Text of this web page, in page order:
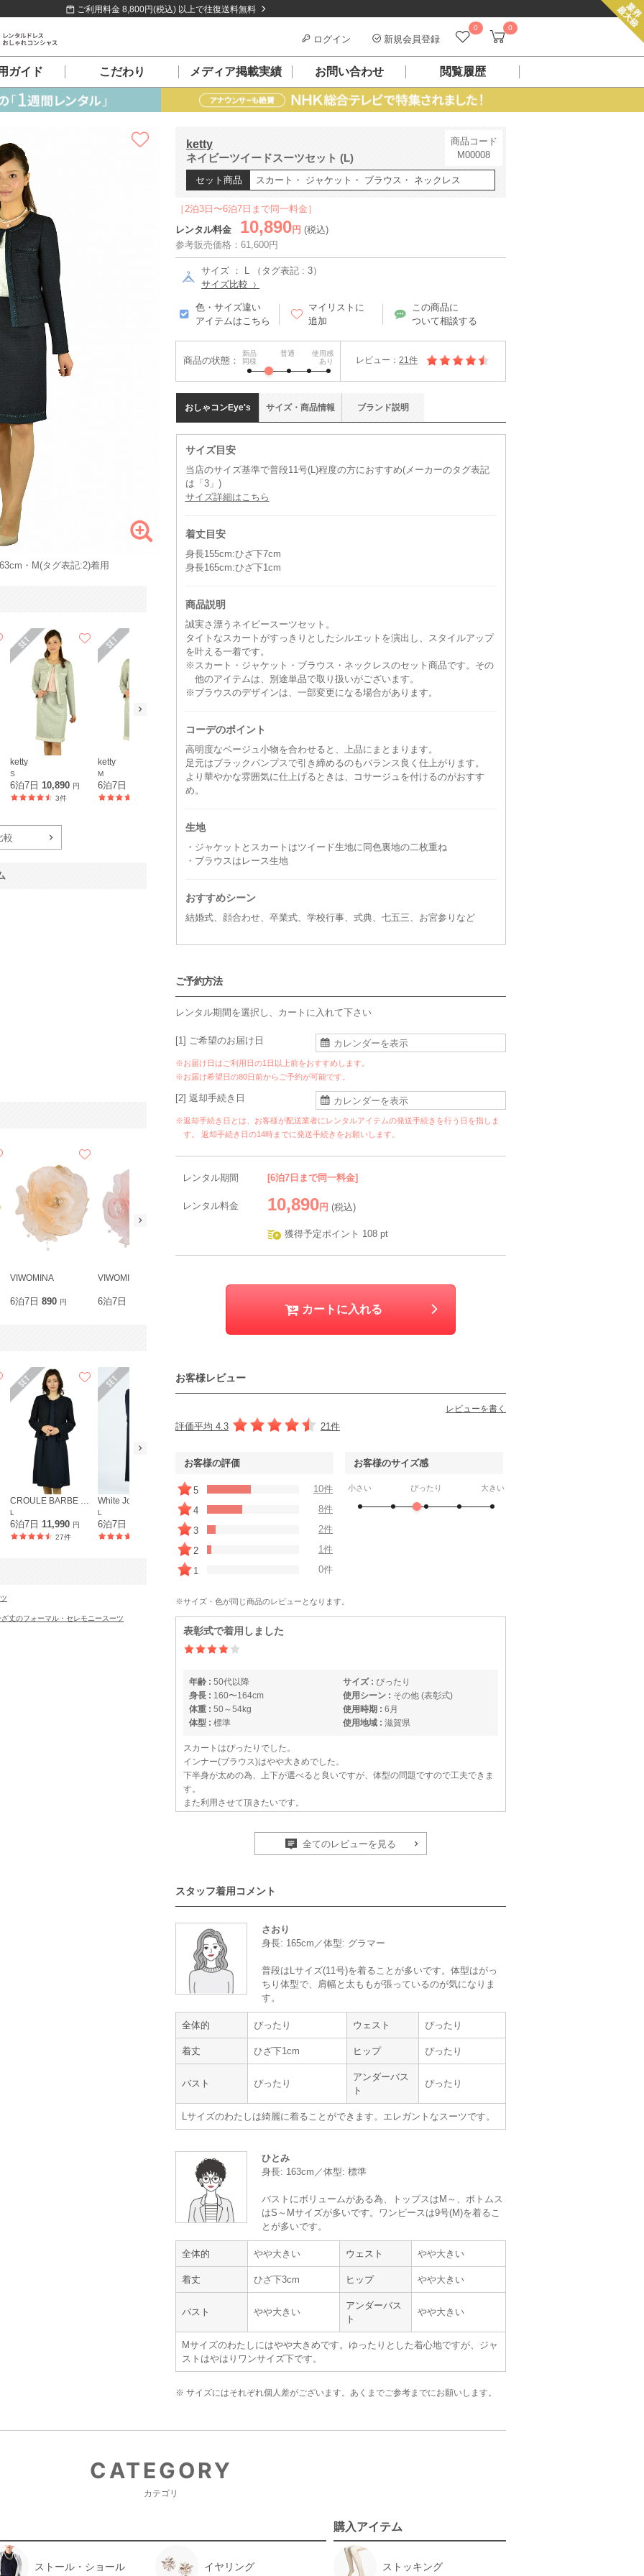
ご利用料金 8,800円(税込) 以上で往復送料無料
0 0
ログイン 新規会員登録
ガイド こだわり メディア掲載実績 お問い合わせ 閲覧履歴
ketty
ネイビーツイードスーツセット (L)
商品コード
M00008
セット商品 スカート・ ジャケット・ ブラウス・ ネックレス
［2泊3日〜6泊7日まで同一料金］
レンタル料金
10,890 円 (税込)
参考販売価格：61,600円
サイズ ： L （タグ表記 : 3）
サイズ比較
色・サイズ違い
アイテムはこちら
マイリストに
追加
この商品に
ついて相談する
商品の状態：
新品
同様
普通
使用感
あり
レビュー： 21件
おしゃコンEye's
サイズ目安
当店のサイズ基準で普段11号(L)程度の方におすすめ(メーカーのタグ表記
は「3」)
サイズ詳細はこちら
着丈目安
身長155cm:ひざ下7cm
身長165cm:ひざ下1cm
商品説明
誠実さ漂うネイビースーツセット。
タイトなスカートがすっきりとしたシルエットを演出し、スタイルアップ
を叶える一着です。
※スカート・ジャケット・ブラウス・ネックレスのセット商品です。その
他のアイテムは、別途単品で取り扱いがございます。
※ブラウスのデザインは、一部変更になる場合があります。
コーデのポイント
高明度なベージュ小物を合わせると、上品にまとまります。
足元はブラックパンプスで引き締めるのもバランス良く仕上がります。
より華やかな雰囲気に仕上げるときは、コサージュを付けるのがおすす
め。
生地
・ジャケットとスカートはツイード生地に同色裏地の二枚重ね
・ブラウスはレース生地
おすすめシーン
結婚式、顔合わせ、卒業式、学校行事、式典、七五三、お宮参りなど
サイズ・ 商品情報 ブランド説明
ご予約方法
レンタル期間を選択し、カートに入れて下さい
[1] ご希望のお届け日
※お届け日はご利用日の1日以上前をおすすめします。
※お届け希望日の80日前からご予約が可能です。
[2] 返却手続き日
※返却手続き日とは、お客様が配送業者にレンタルアイテムの発送手続きを行う日を指しま
す。 返却手続き日の14時までに発送手続きをお願いします。
レンタル期間 [6泊7日まで同一料金]
レンタル料金 10,890 円 (税込)
獲得予定ポイント 108 pt
カートに入れる
お客様レビュー
レビューを書く
評価平均 4.3 21件
お客様の評価
5
10件
4
8件
3
2件
2
1件
1
0件
お客様のサイズ感
小さい ぴったり 大きい
※サイズ・色が同じ商品のレビューとなります。
表彰式で着用しました
年齢 : 50代以降
身長 : 160〜164cm
体重 : 50～54kg
体型 : 標準
サイズ : ぴったり
使用シーン : その他 (表彰式)
使用時期 : 6月
使用地域 : 滋賀県
スカートはぴったりでした。
インナー(ブラウス)はやや大きめでした。
下半身が太めの為、上下が選べると良いですが、体型の問題ですので工夫できま
す。
また利用させて頂きたいです。
年齢 :50代以降
体重 :55～59kg
体型 : ややぽっちゃり
使用時期 :
若い方向けの商品だからかと思いますが、丈が若干短く感じました。
スーツの生地質が良く、程よい華やかさがあってとても良いお品です。
状態も十分に綺麗でした。
また利用したい
年齢 :40代前半
体型 : ぽっちゃり
サイズ : ぴったり
使用地域 :
また、ぜひ利用したいです。
全てのレビューを見る
スタッフ着用コメント
さおり
身長: 165cm／体型: グラマー
普段はLサイズ(11号)を着ることが多いです。体型はがっ
ちり体型で、肩幅と太ももが張っているのが気になりま
す。
全体的 ぴったり ウェスト ぴったり
着丈 ひざ下1cm ヒップ ぴったり
バスト ぴったり
アンダーバス
ト
ぴったり
Lサイズのわたしは綺麗に着ることができます。エレガントなスーツです。
ひとみ
身長: 163cm／体型: 標準
バストにボリュームがある為、トップスはM～、ボトムス
はS～Mサイズが多いです。ワンピースは9号(M)を着るこ
とが多いです。
全体的 やや大きい ウェスト やや大きい
着丈 ひざ下3cm ヒップ やや大きい
バスト やや大きい
アンダーバス
ト
やや大きい
Mサイズのわたしにはやや大きめです。ゆったりとした着心地ですが、ジャ
ストはやはりワンサイズ下です。
※ サイズにはそれぞれ個人差がございます。 あくまでご参考までにお願いします。
・M(タグ表記:2)着用
ketty
S
6泊7日10,890 円
3件
ketty
M
6泊7日
ketty
L
6泊7日 10,890
較
VIWOMINA
6泊7日890 円
VIWOMINA
6泊7日 6泊7日
CROULE BARBE イギン
L
6泊7日11,990 円
27件
White Joola
L
6泊7日
SunaUna
L
6泊7日 9,990円
B:MING by BEAMS
ざ丈のフォーマル・セレモニースーツ
CATEGORY
カテゴリ
ストール・ショール イヤリング
購入アイテム
ストッキング